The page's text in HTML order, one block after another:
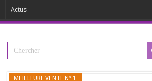
Actus
MEILLEURE VENTE N° 1